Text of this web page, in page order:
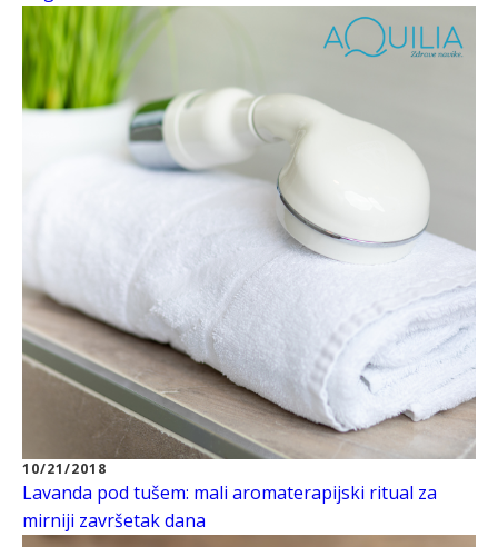
10/21/2018
Lavanda pod tušem: mali aromaterapijski ritual za
mirniji završetak dana